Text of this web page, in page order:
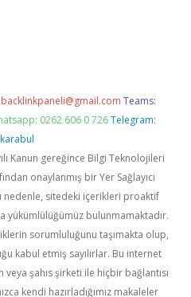
backlinkpaneli@gmail.com Teams:
0262 606 0 726 Telegram:
Kanun gereğince Bilgi Teknolojileri
onaylanmış bir Yer Sağlayıcı
nedenle, sitedeki içerikleri proaktif
yükümlülüğümüz bulunmamaktadır.
sorumluluğunu taşımakta olup,
kabul etmiş sayılırlar. Bu internet
şahıs şirketi ile hiçbir bağlantısı
kendi hazırladığımız makaleler